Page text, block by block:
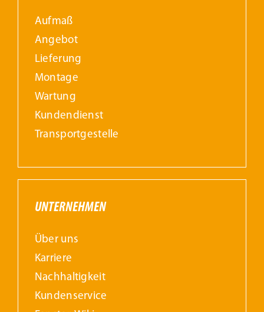
Aufmaß
Angebot
Lieferung
Montage
Wartung
Kundendienst
Transportgestelle
UNTERNEHMEN
Über uns
Karriere
Nachhaltigkeit
Kundenservice